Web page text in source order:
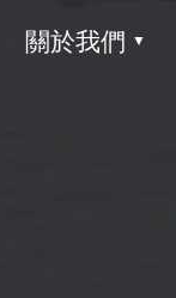
關於我們 ▼